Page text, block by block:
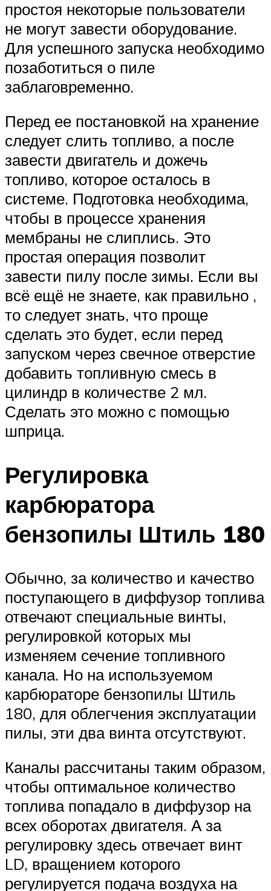
простоя некоторые пользователи
не могут завести оборудование.
Для успешного запуска необходимо
позаботиться о пиле
заблаговременно.
Перед ее постановкой на хранение
следует слить топливо, а после
завести двигатель и дожечь
топливо, которое осталось в
системе. Подготовка необходима,
чтобы в процессе хранения
мембраны не слиплись. Это
простая операция позволит
завести пилу после зимы. Если вы
всё ещё не знаете, как правильно ,
то следует знать, что проще
сделать это будет, если перед
запуском через свечное отверстие
добавить топливную смесь в
цилиндр в количестве 2 мл.
Сделать это можно с помощью
шприца.
Регулировка
карбюратора
бензопилы Штиль 180
Обычно, за количество и качество
поступающего в диффузор топлива
отвечают специальные винты,
регулировкой которых мы
изменяем сечение топливного
канала. Но на используемом
карбюраторе бензопилы Штиль
180, для облегчения эксплуатации
пилы, эти два винта отсутствуют.
Каналы рассчитаны таким образом,
чтобы оптимальное количество
топлива попадало в диффузор на
всех оборотах двигателя. А за
регулировку здесь отвечает винт
LD, вращением которого
регулируется подача воздуха на